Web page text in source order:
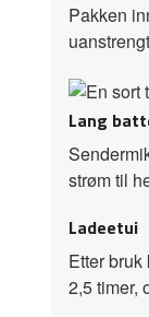
Pakken
Lang
strøm til
Ladeetui
Etter
2,5 timer,